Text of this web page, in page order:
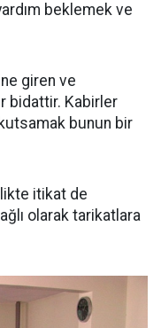
beklemek ve
giren ve
bidattir. Kabirler
bunun bir
itikat de
olarak tarikatlara